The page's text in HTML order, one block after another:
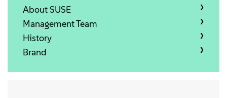
About SUSE
Management Team
History
Brand